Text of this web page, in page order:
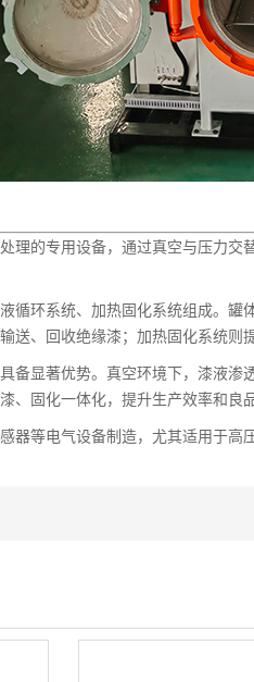
的专用设备，通过真空与压力交
环系统、加热固化系统组成。罐
送、回收绝缘漆；加热固化系统则
显著优势。真空环境下，漆液渗
、固化一体化，提升生产效率和良品
等电气设备制造，尤其适用于高